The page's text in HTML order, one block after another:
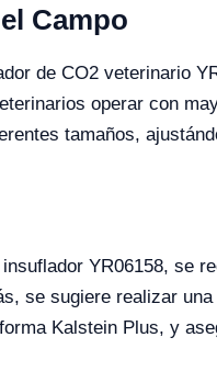
Campo
de CO2 veterinario
operar con
tamaños,
YR06158, se
se sugiere realizar
Kalstein Plus, y